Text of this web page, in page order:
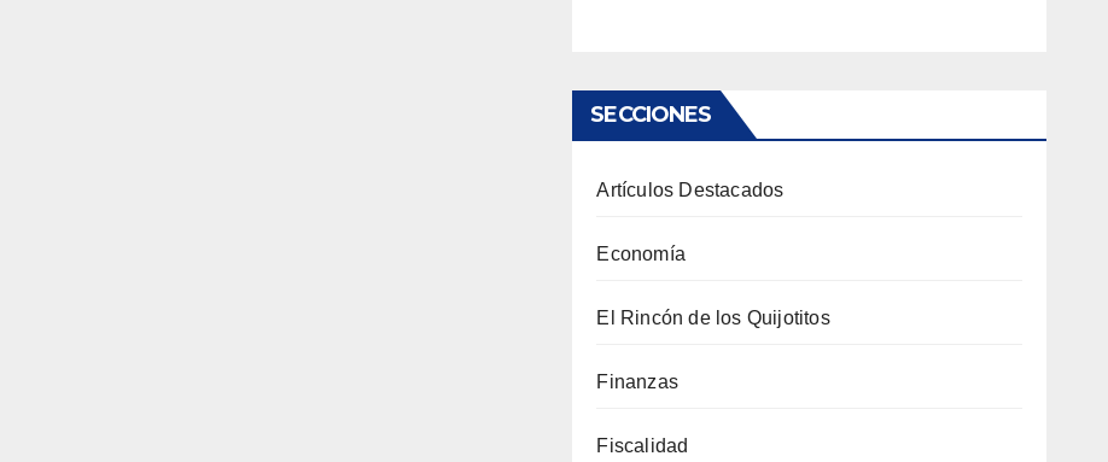
SECCIONES
Artículos Destacados
Economía
El Rincón de los Quijotitos
Finanzas
Fiscalidad